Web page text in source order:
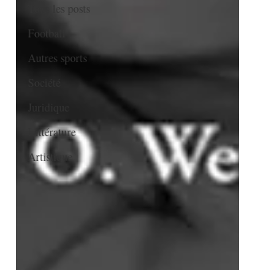
Tous les posts
Football
Autres sports
Littérature
Artistique